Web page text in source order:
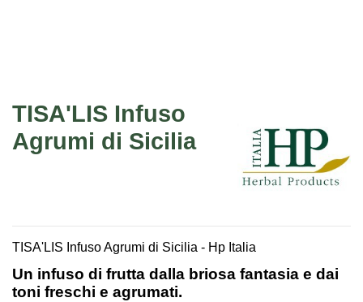
TISA'LIS Infuso
Agrumi di Sicilia
TISA'LIS Infuso Agrumi di Sicilia - Hp Italia
Un infuso di frutta dalla briosa fantasia e dai
toni freschi e agrumati.